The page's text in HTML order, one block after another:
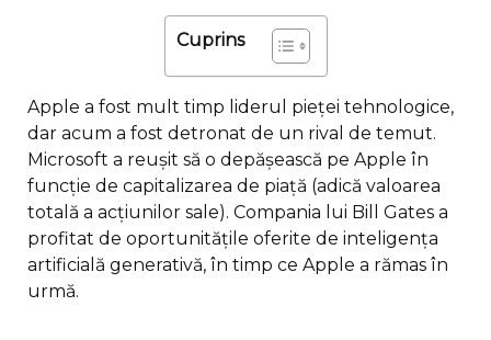
Cuprins
Apple a fost mult timp liderul pieței tehnologice,
dar acum a fost detronat de un rival de temut.
Microsoft a reușit să o depășească pe Apple în
funcție de capitalizarea de piață (adică valoarea
totală a acțiunilor sale). Compania lui Bill Gates a
profitat de oportunitățile oferite de inteligența
artificială generativă, în timp ce Apple a rămas în
urmă.